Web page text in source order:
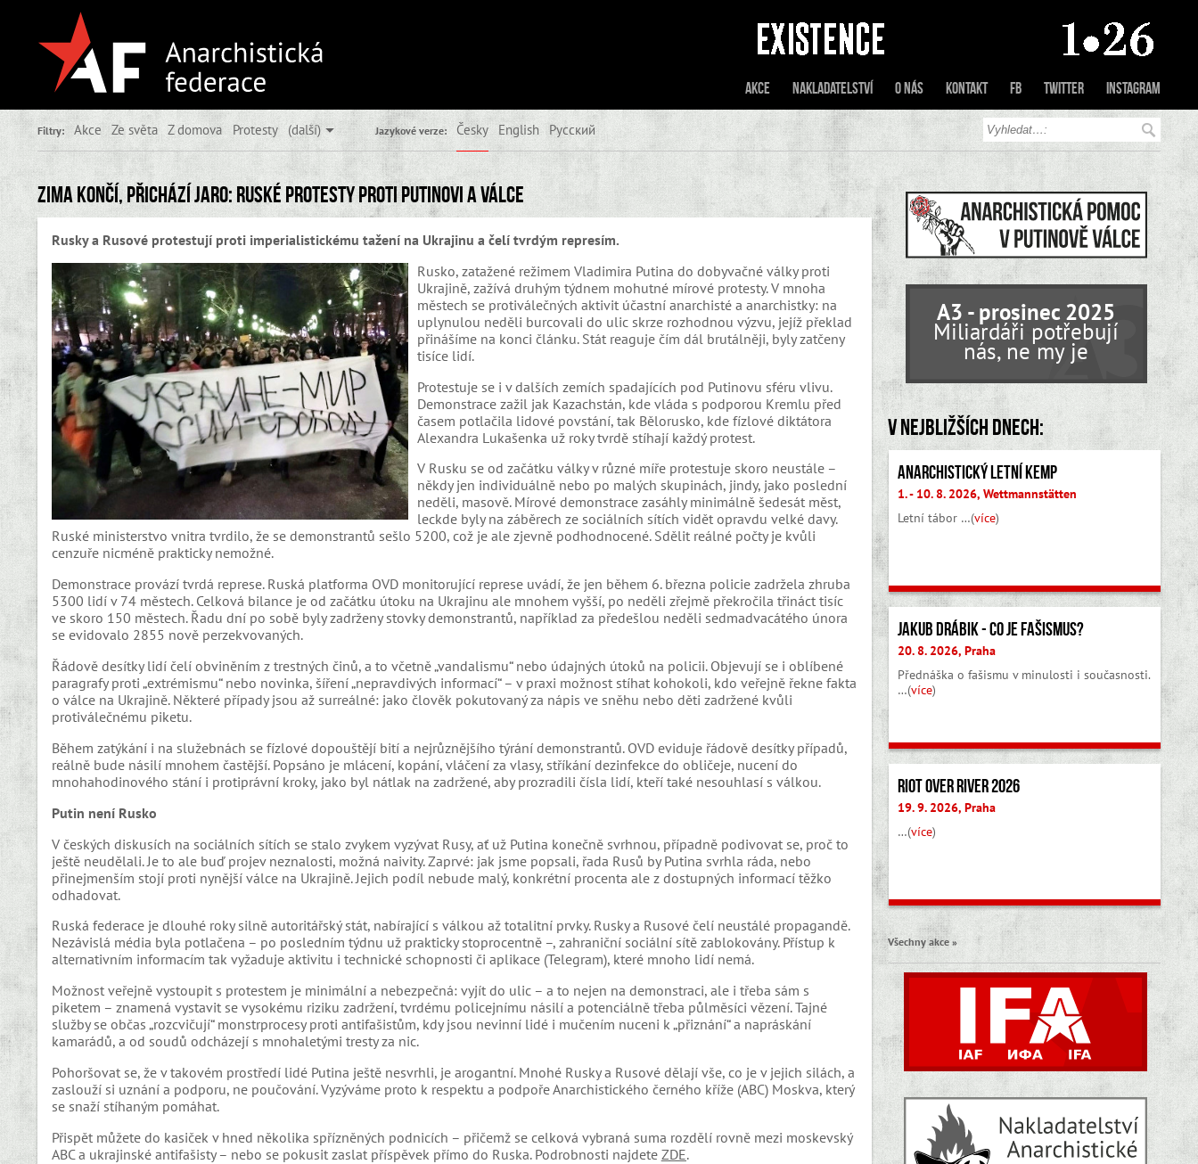
Akce Nakladatelství O nás Kontakt FB Twitter Instagram
Filtry: Akce Ze světa Z domova Protesty (další) Jazykové verze: Česky English Русский
Zima končí, přichází jaro: ruské protesty proti Putinovi a válce
Rusky a Rusové protestují proti imperialistickému tažení na Ukrajinu a čelí tvrdým represím.
Rusko, zatažené režimem Vladimira Putina do dobyvačné války proti
Ukrajině, zažívá druhým týdnem mohutné mírové protesty. V mnoha
městech se protiválečných aktivit účastní anarchisté a anarchistky: na
uplynulou neděli burcovali do ulic skrze rozhodnou výzvu, jejíž překlad
přinášíme na konci článku. Stát reaguje čím dál brutálněji, byly zatčeny
tisíce lidí.
Protestuje se i v dalších zemích spadajících pod Putinovu sféru vlivu.
Demonstrace zažil jak Kazachstán, kde vláda s podporou Kremlu před
časem potlačila lidové povstání, tak Bělorusko, kde fízlové diktátora
Alexandra Lukašenka už roky tvrdě stíhají každý protest.
V Rusku se od začátku války v různé míře protestuje skoro neustále –
někdy jen individuálně nebo po malých skupinách, jindy, jako poslední
neděli, masově. Mírové demonstrace zasáhly minimálně šedesát měst,
leckde byly na záběrech ze sociálních sítích vidět opravdu velké davy.
Ruské ministerstvo vnitra tvrdilo, že se demonstrantů sešlo 5200, což je ale zjevně podhodnocené. Sdělit reálné počty je kvůli
cenzuře nicméně prakticky nemožné.
Demonstrace provází tvrdá represe. Ruská platforma OVD monitorující represe uvádí, že jen během 6. března policie zadržela zhruba
5300 lidí v 74 městech. Celková bilance je od začátku útoku na Ukrajinu ale mnohem vyšší, po neděli zřejmě překročila třináct tisíc
ve skoro 150 městech. Řadu dní po sobě byly zadrženy stovky demonstrantů, například za předešlou neděli sedmadvacátého února
se evidovalo 2855 nově perzekvovaných.
Řádově desítky lidí čelí obviněním z trestných činů, a to včetně „vandalismu“ nebo údajných útoků na policii. Objevují se i oblíbené
paragrafy proti „extrémismu“ nebo novinka, šíření „nepravdivých informací“ – v praxi možnost stíhat kohokoli, kdo veřejně řekne fakta
o válce na Ukrajině. Některé případy jsou až surreálné: jako člověk pokutovaný za nápis ve sněhu nebo děti zadržené kvůli
protiválečnému piketu.
Během zatýkání i na služebnách se fízlové dopouštějí bití a nejrůznějšího týrání demonstrantů. OVD eviduje řádově desítky případů,
reálně bude násilí mnohem častější. Popsáno je mlácení, kopání, vláčení za vlasy, stříkání dezinfekce do obličeje, nucení do
mnohahodinového stání i protiprávní kroky, jako byl nátlak na zadržené, aby prozradili čísla lidí, kteří také nesouhlasí s válkou.
Putin není Rusko
V českých diskusích na sociálních sítích se stalo zvykem vyzývat Rusy, ať už Putina konečně svrhnou, případně podivovat se, proč to
ještě neudělali. Je to ale buď projev neznalosti, možná naivity. Zaprvé: jak jsme popsali, řada Rusů by Putina svrhla ráda, nebo
přinejmenším stojí proti nynější válce na Ukrajině. Jejich podíl nebude malý, konkrétní procenta ale z dostupných informací těžko
odhadovat.
Ruská federace je dlouhé roky silně autoritářský stát, nabírající s válkou až totalitní prvky. Rusky a Rusové čelí neustálé propagandě.
Nezávislá média byla potlačena – po posledním týdnu už prakticky stoprocentně –, zahraniční sociální sítě zablokovány. Přístup k
alternativním informacím tak vyžaduje aktivitu i technické schopnosti či aplikace (Telegram), které mnoho lidí nemá.
Možnost veřejně vystoupit s protestem je minimální a nebezpečná: vyjít do ulic – a to nejen na demonstraci, ale i třeba sám s
piketem – znamená vystavit se vysokému riziku zadržení, tvrdému policejnímu násilí a potenciálně třeba půlměsíci vězení. Tajné
služby se občas „rozcvičují“ monstrprocesy proti antifašistům, kdy jsou nevinní lidé i mučením nuceni k „přiznání“ a napráskání
kamarádů, a od soudů odcházejí s mnohaletými tresty za nic.
Pohoršovat se, že v takovém prostředí lidé Putina ještě nesvrhli, je arogantní. Mnohé Rusky a Rusové dělají vše, co je v jejich silách, a
zaslouží si uznání a podporu, ne poučování. Vyzýváme proto k respektu a podpoře Anarchistického černého kříže (ABC) Moskva, který
se snaží stíhaným pomáhat.
Přispět můžete do kasiček v hned několika spřízněných podnicích – přičemž se celková vybraná suma rozdělí rovně mezi moskevský
ABC a ukrajinské antifašisty – nebo se pokusit zaslat příspěvek přímo do Ruska. Podrobnosti najdete ZDE.
A3 - prosinec 2025
Miliardáři potřebují
nás, ne my je
V nejbližších dnech:
Anarchistický letní kemp
1. - 10. 8. 2026, Wettmannstätten
Letní tábor …(více)
Jakub Drábik - Co je fašismus?
20. 8. 2026, Praha
Přednáška o fašismu v minulosti i současnosti.
…(více)
Riot Over River 2026
19. 9. 2026, Praha
…(více)
Všechny akce »